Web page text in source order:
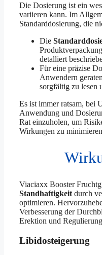
Die Dosierung ist ein
variieren kann. Im
Standarddosierung, die
Die
detalliert
Für eine präzise
Anwendern
sorgfältig zu lesen
Es ist immer ratsam, bei
Anwendung und
Rat einzuholen, um
Wirkungen zu
Viaciaxx Booster
Standhaftigkeit durch
optimieren.
Verbesserung der
Erektion und
Libidosteigerung